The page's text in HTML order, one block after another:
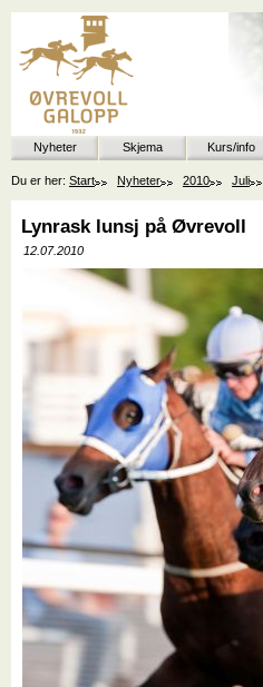
Nyheter Skjema Kurs/info
Du er her: Start Nyheter 2010 Juli
Lynrask lunsj på Øvrevoll
12.07.2010